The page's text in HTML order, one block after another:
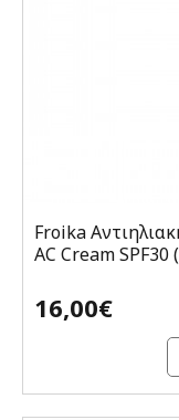
Froika
AC Cream SPF30
16,00€